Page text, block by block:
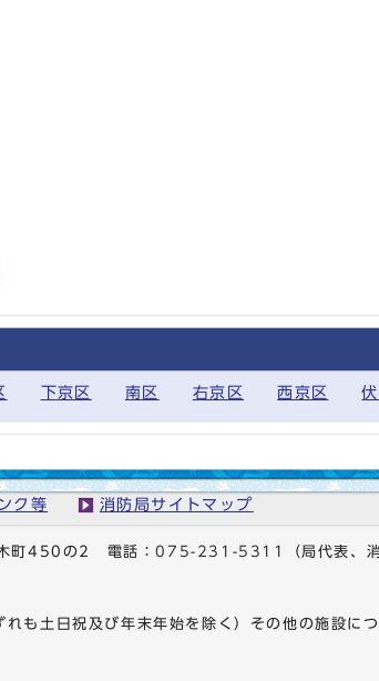
下京区 南区 右京区 西京区
ク等 消防局サイトマップ
木町450の2 電話：075-231-5311 （局代表
も土日祝及び年末年始を除く）その他の施設に